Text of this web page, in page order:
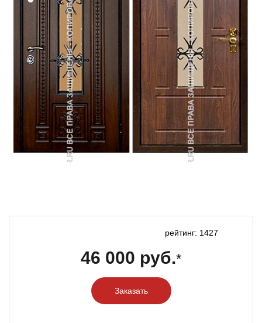
рейтинг: 1427
46 000 руб.*
Заказать